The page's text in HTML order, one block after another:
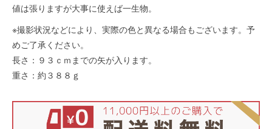
値は張りますが大事に使えば一生物。
※撮影状況などにより、実際の色と異なる場合もございます。予
めご了承ください。
長さ：９３ｃｍまでの矢が入ります。
重さ：約３８８ｇ